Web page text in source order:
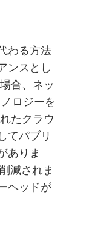
わる方法
ンスとし
合、ネッ
ロジーを
たクラウ
てパブリ
ありま
減されま
ヘッドが